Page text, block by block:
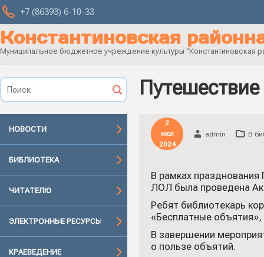
+7 (86393) 6-10-33
Константиновская
Муниципальное бюджетное учреждение культуры
НОВОСТИ
БИБЛИОТЕКА
ЧИТАТЕЛЮ
ЭЛЕКТРОННЫЕ РЕСУРСЫ
КРАЕВЕДЕНИЕ
2
июл
2024
admin В
В рамках
ЛОЛ была проведена
Ребят библиотекарь
«Бесплатные
В завершении
о пользе объятий.